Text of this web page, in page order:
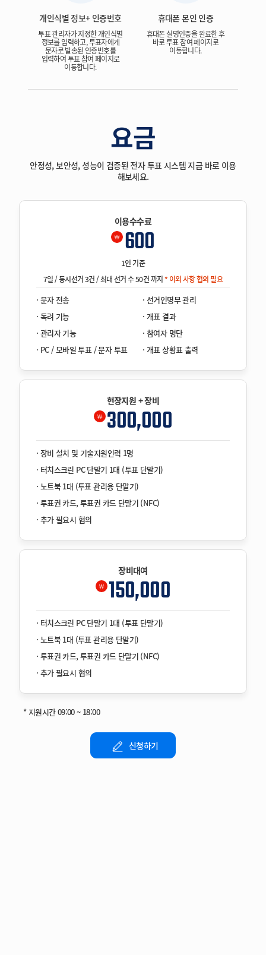
개인식별 정보+ 인증번호
투표 관리자가 지정한 개인식별
정보를 입력하고, 투표자에게
문자로 발송된 인증번호를
입력하여 투표 참여 페이지로
이동합니다.
휴대폰 본인 인증
휴대폰 실명인증을 완료한 후
바로 투표 참여 페이지로
이동합니다.
요금
안정성, 보안성, 성능이 검증된 전자 투표 시스템 지금 바로 이용
해보세요.
이용수수료
￦ 600
1인 기준
7일 / 동시선거 3건 / 최대 선거 수 50건 까지* 이외 사항 협의 필요
· 문자 전송
· 선거인명부 관리
· 독려 기능
· 개표 결과
· 관리자 기능
· 참여자 명단
· PC / 모바일 투표 / 문자 투표
· 개표 상황표 출력
현장지원 + 장비
￦ 300,000
· 장비 설치 및 기술지원인력 1명
· 터치스크린 PC 단말기 1대 (투표 단말기)
· 노트북 1대 (투표 관리용 단말기)
· 투표권 카드, 투표권 카드 단말기 (NFC)
· 추가 필요시 협의
장비대여
￦ 150,000
· 터치스크린 PC 단말기 1대 (투표 단말기)
· 노트북 1대 (투표 관리용 단말기)
· 투표권 카드, 투표권 카드 단말기 (NFC)
· 추가 필요시 협의
* 지원시간09:00 ~ 18:00
신청하기